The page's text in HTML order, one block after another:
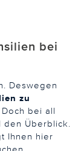
bei
Deswegen
zu
bei all
Überblick.
Ihnen hier